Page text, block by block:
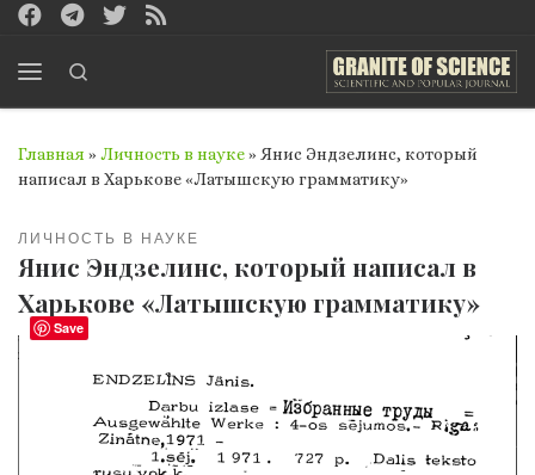
Перейти к содержимому
Главная » Личность в науке» Янис Эндзелинс, который
написал в Харькове «Латышскую грамматику»
ЛИЧНОСТЬ В НАУКЕ
Янис Эндзелинс, который написал в
Харькове «Латышскую грамматику»
Save